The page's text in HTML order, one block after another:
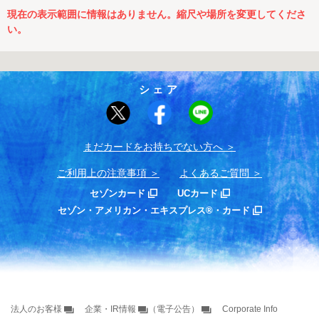
現在の表示範囲に情報はありません。縮尺や場所を変更してくださ
い。
シェア
まだカードをお持ちでない⽅へ
ご利用上の注意事項 よくあるご質問
セゾンカード
UCカード
セゾン・アメリカン・エキスプレス®・カード
法人のお客様 企業・IR情報 （電子公告） Corporate Info